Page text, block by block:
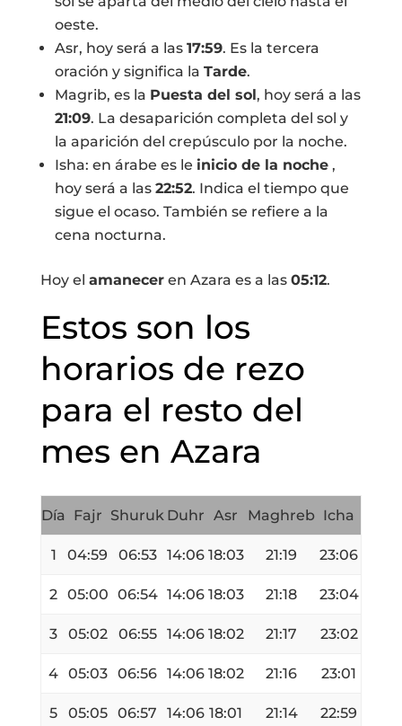
oeste.
Asr, hoy será a las 17:59. Es la tercera
oración y significa la Tarde.
Magrib, es la Puesta del sol, hoy será a las
21:09. La desaparición completa del sol y
la aparición del crepúsculo por la noche.
Isha: en árabe es le inicio de la noche,
hoy será a las 22:52. Indica el tiempo que
sigue el ocaso. También se refiere a la
cena nocturna.
Hoy el amaneceren Azara es a las 05:12.
Estos son los
horarios de rezo
para el resto del
mes en Azara
Día Fajr Shuruk Duhr Asr Maghreb Icha
1 04:59 06:53 14:06 18:03 21:19 23:06
2 05:00 06:54 14:06 18:03 21:18 23:04
3 05:02 06:55 14:06 18:02 21:17 23:02
4 05:03 06:56 14:06 18:02 21:16 23:01
5 05:05 06:57 14:06 18:01 21:14 22:59